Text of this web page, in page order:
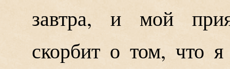
завтра, и мой
скорбит о том, что